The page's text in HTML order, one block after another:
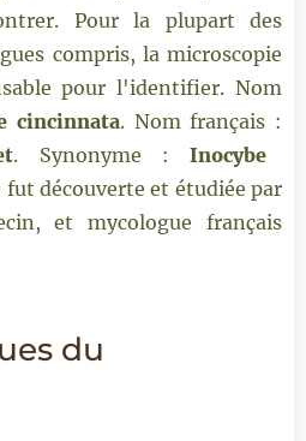
Pour la plupart des
compris, la microscopie
pour l'identifier. Nom
cincinnata. Nom français :
. Synonyme : Inocybe
fut découverte et étudiée par
et mycologue français
du